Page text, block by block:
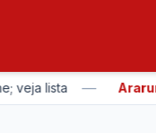
lista — Araruna: